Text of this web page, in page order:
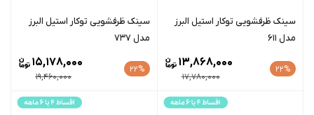
سينک ظرفشویی توکار استیل البرز
مدل 611
22%
17,780,000
13,868,000
سينک ظرفشویی توکار استیل البرز
مدل 737
22%
19,460,000
15,178,000